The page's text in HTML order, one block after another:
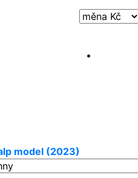
model (2023)